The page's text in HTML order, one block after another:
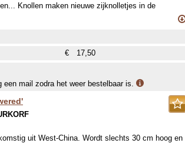
Knollen maken nieuwe zijknolletjes in de
€
17,50
mail zodra het weer bestelbaar is.
uit West-China. Wordt slechts 30 cm hoog en